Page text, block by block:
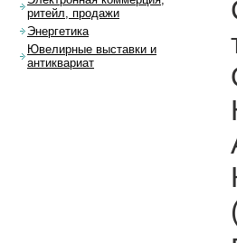
ритейл, продажи
Энергетика
Ювелирные выставки и
антиквариат